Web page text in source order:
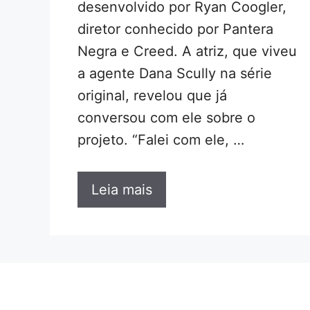
desenvolvido por Ryan Coogler,
diretor conhecido por Pantera
Negra e Creed. A atriz, que viveu
a agente Dana Scully na série
original, revelou que já
conversou com ele sobre o
projeto. “Falei com ele, …
Leia mais